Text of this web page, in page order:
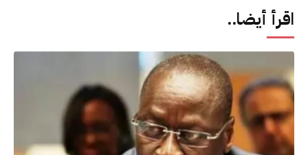
اقرأ أيضا..